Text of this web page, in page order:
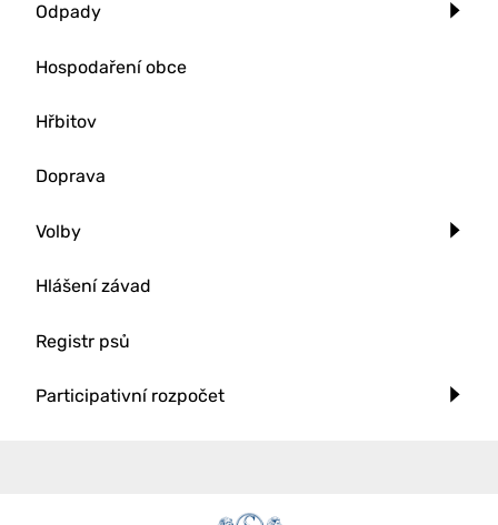
Odpady
Hospodaření obce
Hřbitov
Doprava
Volby
Hlášení závad
Registr psů
Participativní rozpočet